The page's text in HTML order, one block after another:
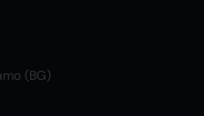
(BG)